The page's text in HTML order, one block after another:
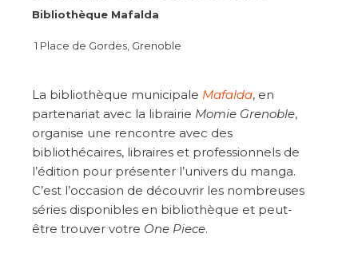
Bibliothèque Mafalda
1 Place de Gordes, Grenoble
La bibliothèque municipale Mafalda, en
partenariat avec la librairie Momie Grenoble,
organise une rencontre avec des
bibliothécaires, libraires et professionnels de
l’édition pour présenter l’univers du manga.
C’est l’occasion de découvrir les nombreuses
séries disponibles en bibliothèque et peut-
être trouver votre One Piece.